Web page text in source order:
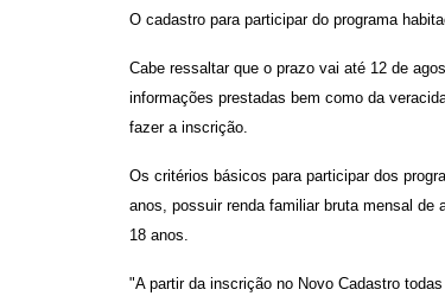
O cadastro para participar do programa
Cabe ressaltar que o prazo vai até 12 de
informações prestadas bem como da
fazer a inscrição.
Os critérios básicos para participar dos
anos, possuir renda familiar bruta mensal
18 anos.
"A partir da inscrição no Novo Cadastro